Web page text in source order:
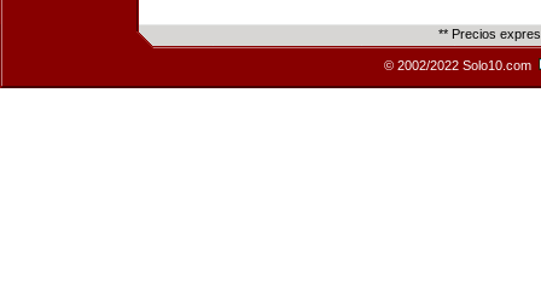
** Precios
© 2002/2022 Solo10.com